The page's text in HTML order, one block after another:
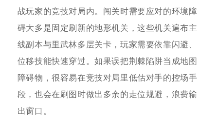
战玩家的竞技对局内。闯关时需要应对的环境障
碍大多是固定刷新的地形机关，这些机关遍布主
线副本与里武林多层关卡，玩家需要依靠闪避、
位移技能快速穿过。如果误把荆棘陷阱当成地图
障碍物，很容易在竞技对局里低估对手的控场手
段，也会在刷图时做出多余的走位规避，浪费输
出窗口。